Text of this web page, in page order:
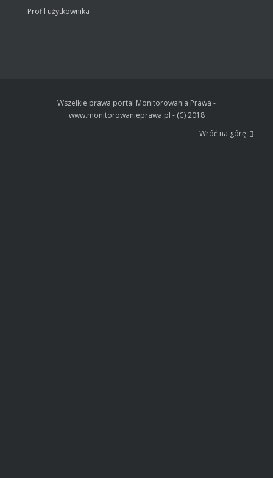
Profil użytkownika
Wszelkie prawa portal Monitorowania Prawa -
www.monitorowanieprawa.pl - (C) 2018
Wróć na górę